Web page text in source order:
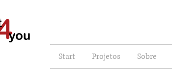
Start Projetos Sobre